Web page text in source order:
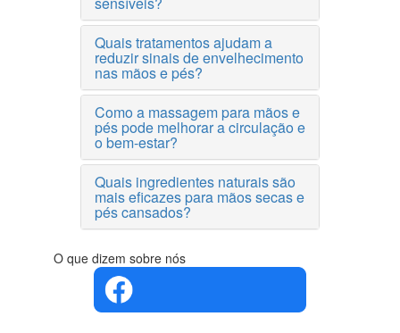
Quais tratamentos ajudam a
reduzir sinais de envelhecimento
nas mãos e pés?
Como a massagem para mãos e
pés pode melhorar a circulação e
o bem-estar?
Quais ingredientes naturais são
mais eficazes para mãos secas e
pés cansados?
O que dizem sobre nós